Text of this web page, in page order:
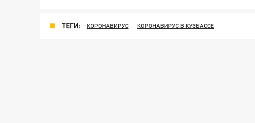
ТЕГИ: КОРОНАВИРУС КОРОНАВИРУС В КУЗБАССЕ